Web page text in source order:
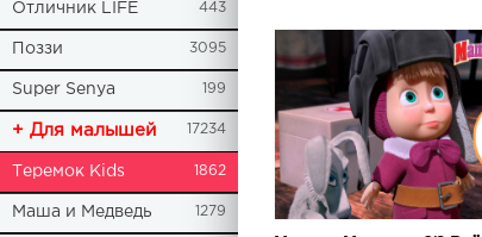
Отличник LIFE 443
Поззи 3095
Super Senya 199
+ Для малышей 17234
Теремок Kids 1862
Маша и Медведь 1279